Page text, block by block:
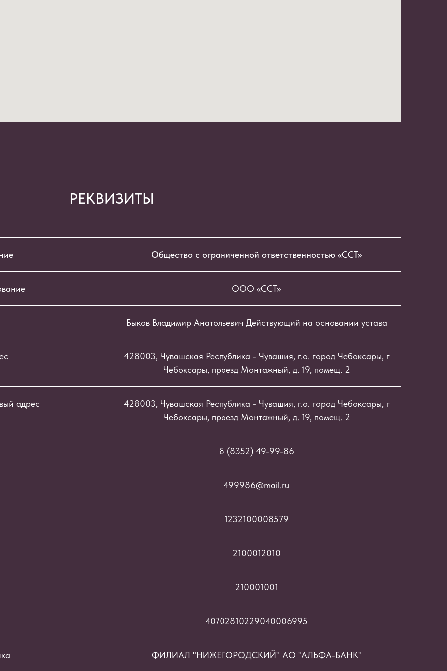
РЕКВИЗИТЫ
Общество с ограниченной ответственностью «ССТ»
ООО «ССТ»
Быков Владимир Анатольевич Действующий на основании устава
428003, Чувашская Республика - Чувашия, г.о. город Чебоксары, г
Чебоксары, проезд Монтажный, д. 19, помещ. 2
адрес
428003, Чувашская Республика - Чувашия, г.о. город Чебоксары, г
Чебоксары, проезд Монтажный, д. 19, помещ. 2
8 (8352) 49-99-86
499986@mail.ru
1232100008579
2100012010
210001001
40702810229040006995
ФИЛИАЛ "НИЖЕГОРОДСКИЙ" АО "АЛЬФА-БАНК"